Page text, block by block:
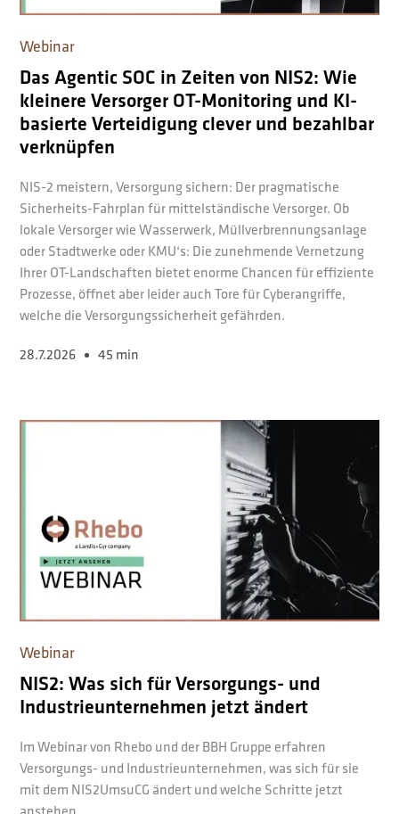
Webinar
Das Agentic SOC in Zeiten von NIS2: Wie
kleinere Versorger OT-Monitoring und KI-
basierte Verteidigung clever und bezahlbar
verknüpfen
NIS-2 meistern, Versorgung sichern: Der pragmatische
Sicherheits-Fahrplan für mittelständische Versorger. Ob
lokale Versorger wie Wasserwerk, Müllverbrennungsanlage
oder Stadtwerke oder KMU‘s: Die zunehmende Vernetzung
Ihrer OT-Landschaften bietet enorme Chancen für effiziente
Prozesse, öffnet aber leider auch Tore für Cyberangriffe,
welche die Versorgungssicherheit gefährden.
28.7.2026 45 min
Webinar
NIS2: Was sich für Versorgungs- und
Industrieunternehmen jetzt ändert
Im Webinar von Rhebo und der BBH Gruppe erfahren
Versorgungs- und Industrieunternehmen, was sich für sie
mit dem NIS2UmsuCG ändert und welche Schritte jetzt